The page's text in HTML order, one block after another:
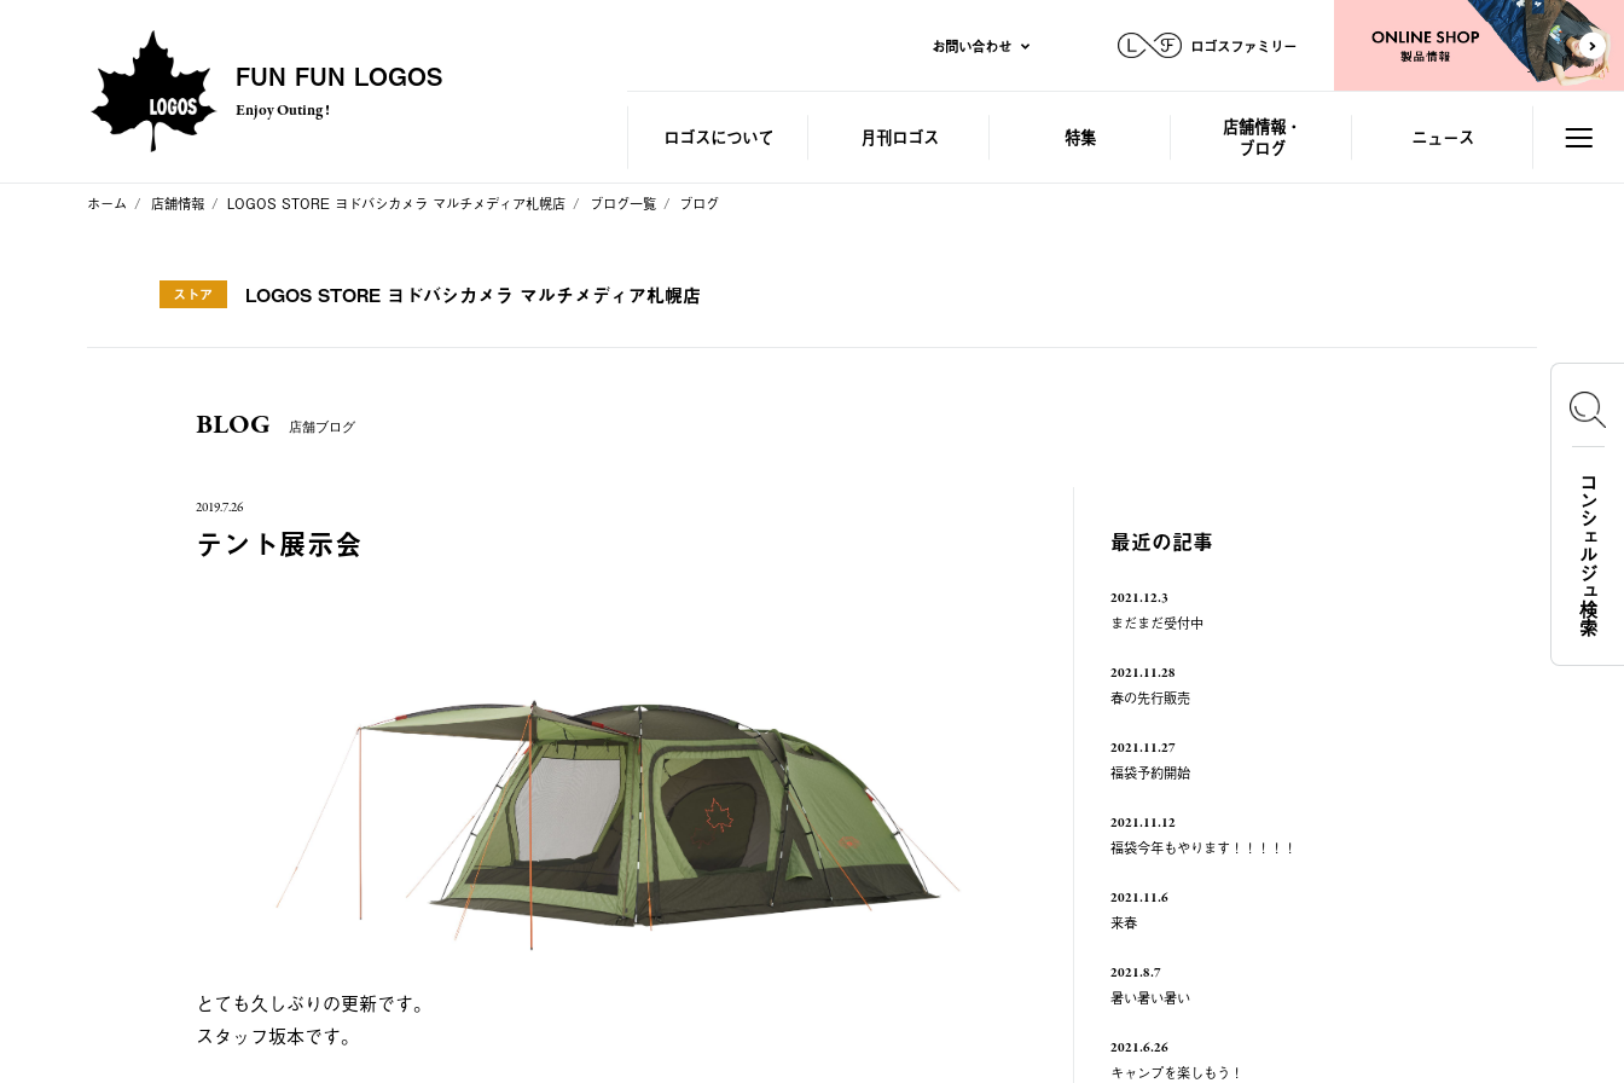
FUN FUN LOGOS
Enjoy Outing !
お問い合わせ ロゴスファミリー
ロゴスについて 月刊ロゴス 特集
店舗情報・
ブログ
ニュース
ホーム 店舗情報 LOGOS STORE ヨドバシカメラ マルチメディア札幌店 ブログ一覧 ブログ
ストア LOGOS STORE ヨドバシカメラ マルチメディア札幌店
BLOG 店舗ブログ
2019.7.26
テント展示会
とても久しぶりの更新です。
スタッフ坂本です。
最近の記事
2021.12.3
まだまだ受付中
2021.11.28
春の先行販売
2021.11.27
福袋予約開始
2021.11.12
福袋今年もやります！！！！！
2021.11.6
来春
2021.8.7
暑い暑い暑い
2021.6.26
キャンプを楽しもう！
コンシェルジュ検索